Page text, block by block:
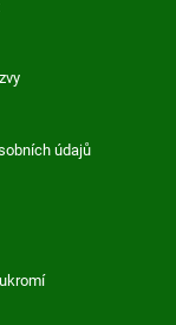
údajů